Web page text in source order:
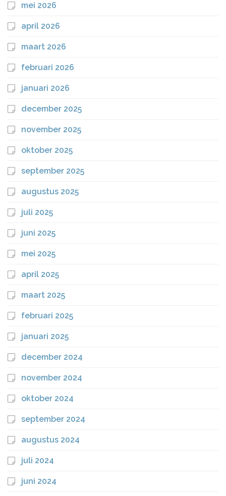
mei 2026
april 2026
maart 2026
februari 2026
januari 2026
december 2025
november 2025
oktober 2025
september 2025
augustus 2025
juli 2025
juni 2025
mei 2025
april 2025
maart 2025
februari 2025
januari 2025
december 2024
november 2024
oktober 2024
september 2024
augustus 2024
juli 2024
juni 2024